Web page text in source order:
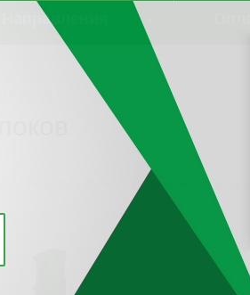
Направления
блоков
По цене По